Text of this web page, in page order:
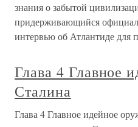
знания о забытой
придерживающийся
интервью об Атлантиде для
Глава 4 Главное
Сталина
Глава 4 Главное идейное